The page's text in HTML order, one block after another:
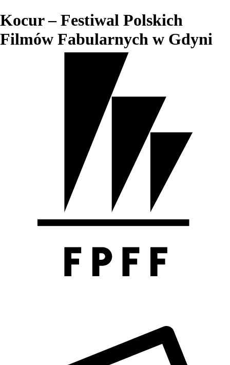
Kocur – Festiwal Polskich
Filmów Fabularnych w Gdyni